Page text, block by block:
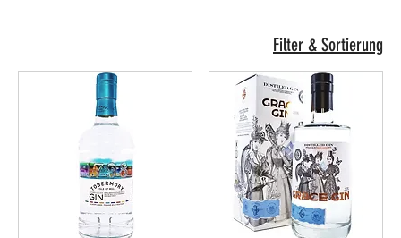
Filter & Sortierung